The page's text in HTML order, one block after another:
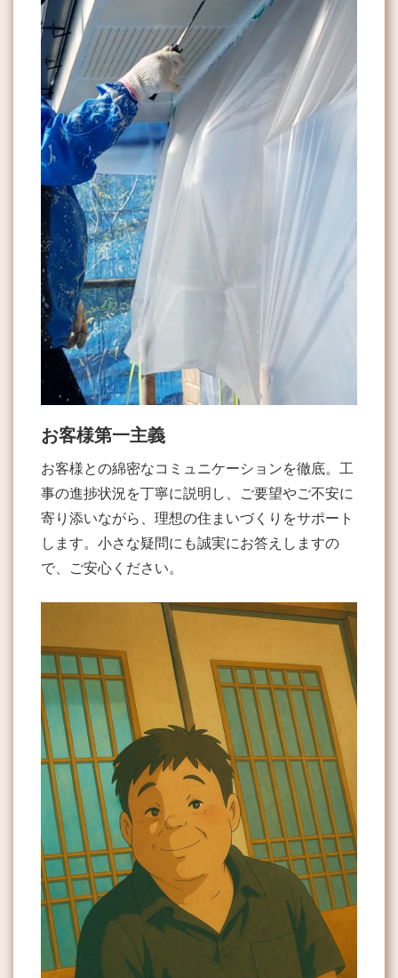
お客様第一主義
お客様との綿密なコミュニケーションを徹底。工
事の進捗状況を丁寧に説明し、ご要望やご不安に
寄り添いながら、理想の住まいづくりをサポート
します。小さな疑問にも誠実にお答えしますの
で、ご安心ください。